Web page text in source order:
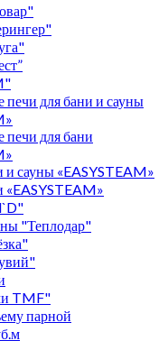
печи для бани и сауны
печи для бани
и сауны «EASYSTEAM»
«EASYSTEAM»
"Теплодар"
TMF"
парной